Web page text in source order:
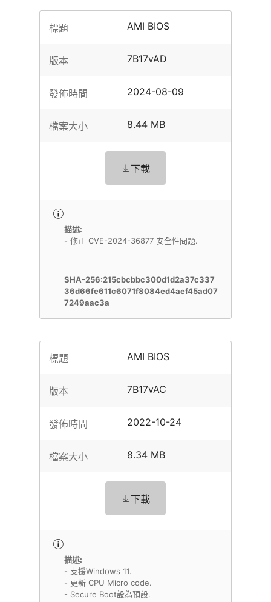
標題 AMI BIOS
版本 7B17vAD
發佈時間 2024-08-09
檔案大小 8.44 MB
下載
描述:
- 修正 CVE-2024-36877 安全性問題.
SHA-256:215cbcbbc300d1d2a37c337
36d66fe611c6071f8084ed4aef45ad07
7249aac3a
標題 AMI BIOS
版本 7B17vAC
發佈時間 2022-10-24
檔案大小 8.34 MB
下載
描述:
- 支援Windows 11.
- 更新 CPU Micro code.
- Secure Boot設為預設.